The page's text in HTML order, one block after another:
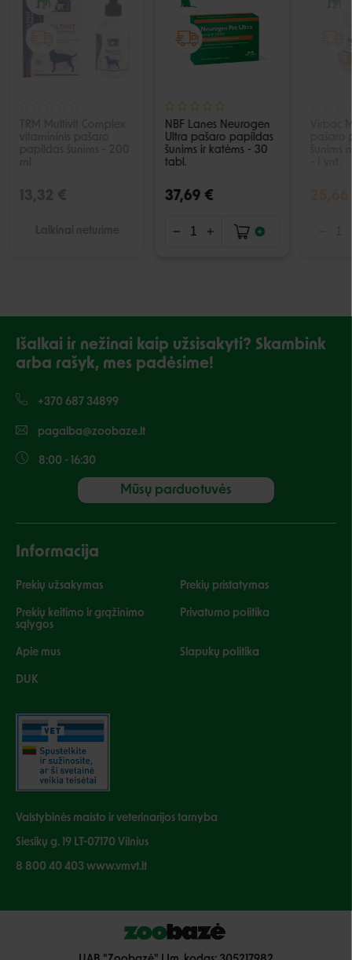
NBF Lanes Neurogen
Ultra pašaro papildas
šunims ir katėms - 30
tabl.
37,69 €
Virbac
pašaro
Išalkai ir nežinai kaip užsisakyti? Skambink
arba rašyk, mes padėsime!
+370 687 34899
pagalba@zoobaze.lt
8:00 - 16:30
Mūsų parduotuvės
Informacija
Prekių užsakymas Prekių pristatymas
Prekių keitimo ir grąžinimo
sąlygos
Privatumo politika
Apie mus Slapukų politika
DUK
Valstybinės maisto ir veterinarijos tarnyba
Siesikų g. 19 LT-07170 Vilnius
8 800 40 403 www.vmvt.lt